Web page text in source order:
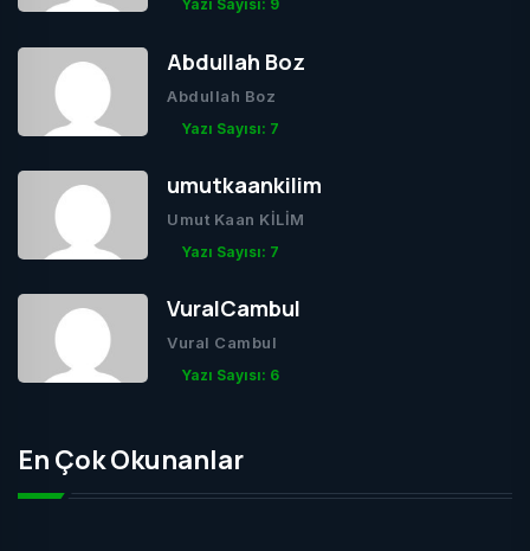
Yazı Sayısı: 9
Abdullah Boz
Abdullah Boz
Yazı Sayısı: 7
umutkaankilim
Umut Kaan KİLİM
Yazı Sayısı: 7
VuralCambul
Vural Cambul
Yazı Sayısı: 6
En Çok Okunanlar